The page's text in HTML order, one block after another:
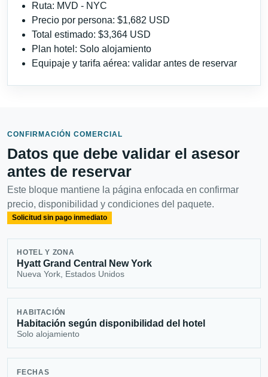
Ruta: MVD - NYC
Precio por persona: $1,682 USD
Total estimado: $3,364 USD
Plan hotel: Solo alojamiento
Equipaje y tarifa aérea: validar antes de reservar
CONFIRMACIÓN COMERCIAL
Datos que debe validar el asesor
antes de reservar
Este bloque mantiene la página enfocada en confirmar
precio, disponibilidad y condiciones del paquete.
Solicitud sin pago inmediato
HOTEL Y ZONA
Hyatt Grand Central New York
Nueva York, Estados Unidos
HABITACIÓN
Habitación según disponibilidad del hotel
Solo alojamiento
FECHAS